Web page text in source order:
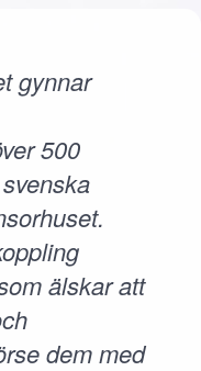
gynnar
500
älskar att
dem med